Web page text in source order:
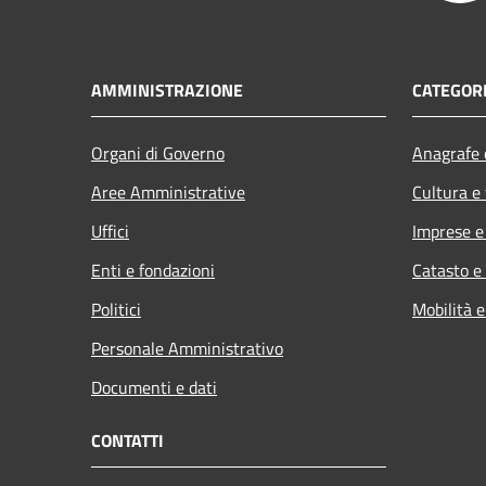
AMMINISTRAZIONE
Organi di Governo
Aree Amministrative
Uffici
Enti e fondazioni
Politici
Personale Amministrativo
Documenti e dati
Cultura
Imprese
Catasto
Mobilità
CONTATTI